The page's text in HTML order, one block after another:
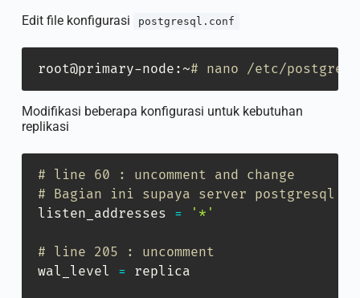
Edit file konfigurasi postgresql.conf
root@primary-node:~# nano /etc/
Modifikasi beberapa konfigurasi untuk kebutuhan
replikasi
# line 60 : uncomment and change
# Bagian ini supaya server postgresql
listen_addresses = '*'
# line 205 : uncomment
wal_level = replica